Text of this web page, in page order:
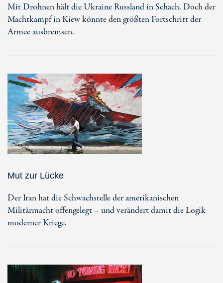
Mit Drohnen hält die Ukraine Russland in Schach. Doch der
Machtkampf in Kiew könnte den größten Fortschritt der
Armee ausbremsen.
Mut zur Lücke
Der Iran hat die Schwachstelle der amerikanischen
Militärmacht offengelegt – und verändert damit die Logik
moderner Kriege.